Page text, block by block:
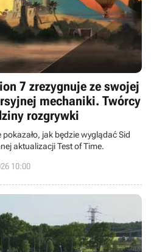
7 zrezygnuje ze swojej
mechaniki. Twórcy
rozgrywki
jak będzie wyglądać Sid
aktualizacji Test of Time.
10:00